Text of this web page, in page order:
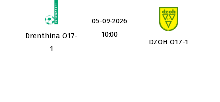
Drenthina O17-
1
05-09-2026
10:00
DZOH O17-1